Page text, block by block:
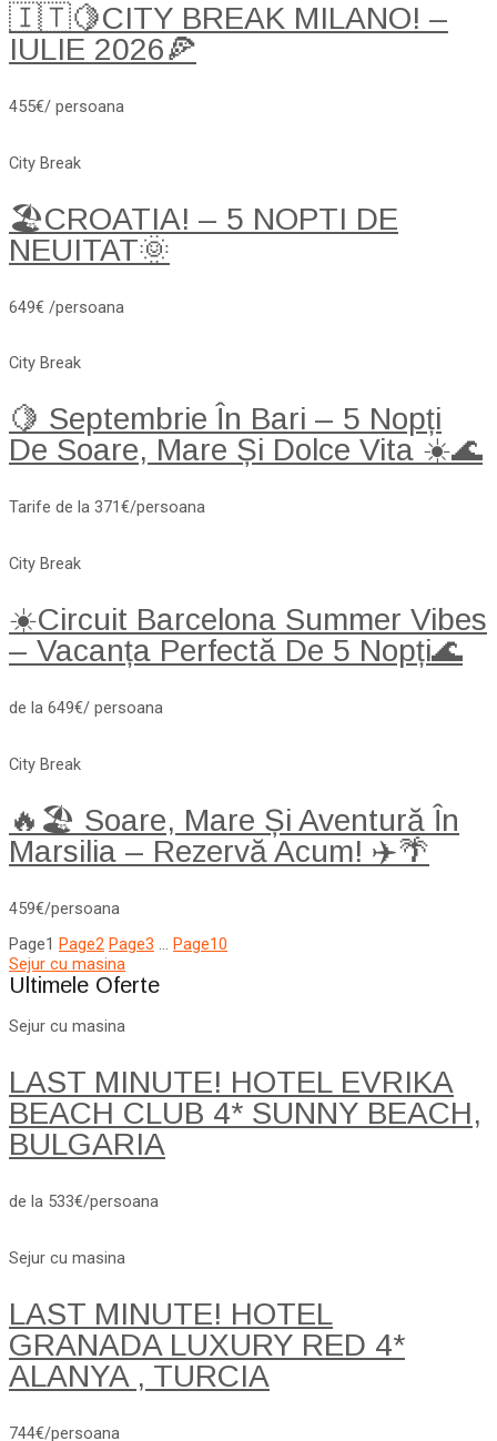
🇮🇹🍋CITY BREAK MILANO! –
IULIE 2026🍕
455€/ persoana
City Break
🏖️CROATIA! – 5 NOPTI DE
NEUITAT🌞
649€ /persoana
City Break
🍋 Septembrie În Bari – 5 Nopți
De Soare, Mare Și Dolce Vita ☀️🌊
Tarife de la 371€/persoana
City Break
☀️Circuit Barcelona Summer Vibes
– Vacanța Perfectă De 5 Nopți🌊
de la 649€/ persoana
City Break
🔥🏖️ Soare, Mare Și Aventură În
Marsilia – Rezervă Acum! ✈️🌴
459€/persoana
Page1 Page2 Page3 … Page10
Sejur cu masina
Ultimele Oferte
Sejur cu masina
LAST MINUTE! HOTEL EVRIKA
BEACH CLUB 4* SUNNY BEACH,
BULGARIA
de la 533€/persoana
Sejur cu masina
LAST MINUTE! HOTEL
GRANADA LUXURY RED 4*
ALANYA , TURCIA
744€/persoana